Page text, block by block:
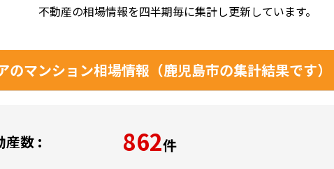
不動産の相場情報を四半期毎に集計し更新しています。
マンション相場情報（鹿児島市の集計結果です）
産数 : 862件